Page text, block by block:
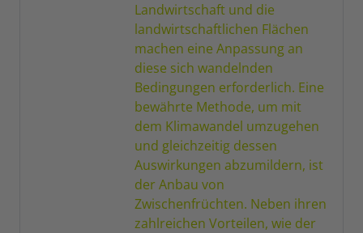
Landwirtschaft und die
landwirtschaftlichen Flächen
machen eine Anpassung an
diese sich wandelnden
Bedingungen erforderlich. Eine
bewährte Methode, um mit
dem Klimawandel umzugehen
und gleichzeitig dessen
Auswirkungen abzumildern, ist
der Anbau von
Zwischenfrüchten. Neben ihren
zahlreichen Vorteilen, wie der